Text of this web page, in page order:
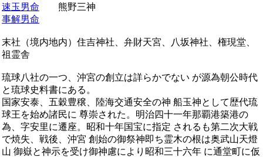
速玉男命 熊野三神
事解男命
末社（境内地内）住吉神社、弁財天宮、八坂神社、権現堂、
祖霊舎
琉球八社の一つ、沖宮の創立は詳らかでない が源為朝公時代
と琉球史料書にある。
国家安泰、五穀豊穣、陸海交通安全の神 船玉神として歴代琉
球王を始め諸民に 尊崇された。明治四十一年那覇港築港の
為、字安里に遷座。昭和十年国宝に指定 されるも第二次大戦
で焼失、戦後、沖宮 創始の御祭神即ち霊木の根は奥武山天燈
山 御嶽と神示を受け御神慮により昭和三十六年 に通堂町に仮